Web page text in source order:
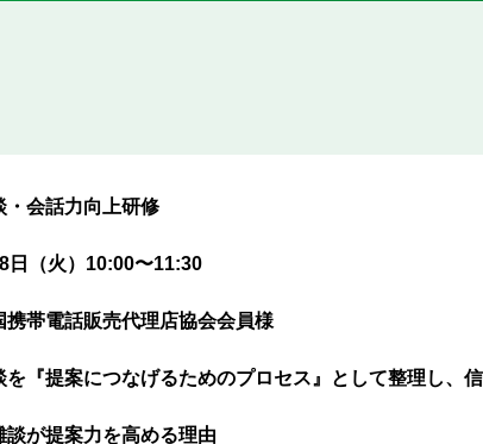
・会話力向上研修
日（火）10:00〜11:30
携帯電話販売代理店協会会員様
を『提案につなげるためのプロセス』として整理し、
談が提案力を高める理由